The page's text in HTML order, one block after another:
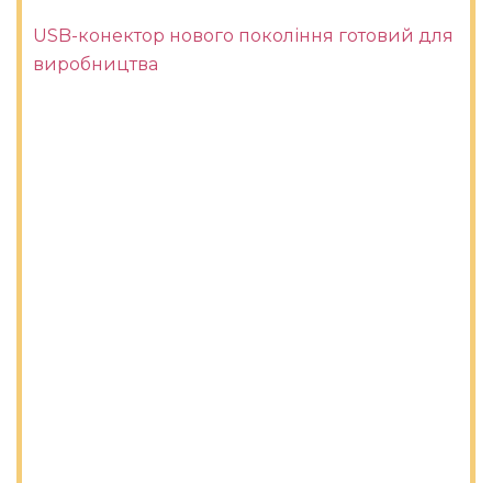
USB-конектор нового покоління готовий для
виробництва